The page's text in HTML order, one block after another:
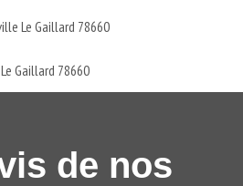
Le Gaillard 78660
Gaillard 78660
de nos